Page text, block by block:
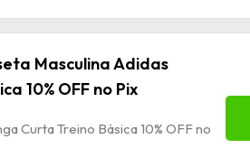
Masculina Adidas
10% OFF no Pix
Curta Treino Básica 10% OFF no